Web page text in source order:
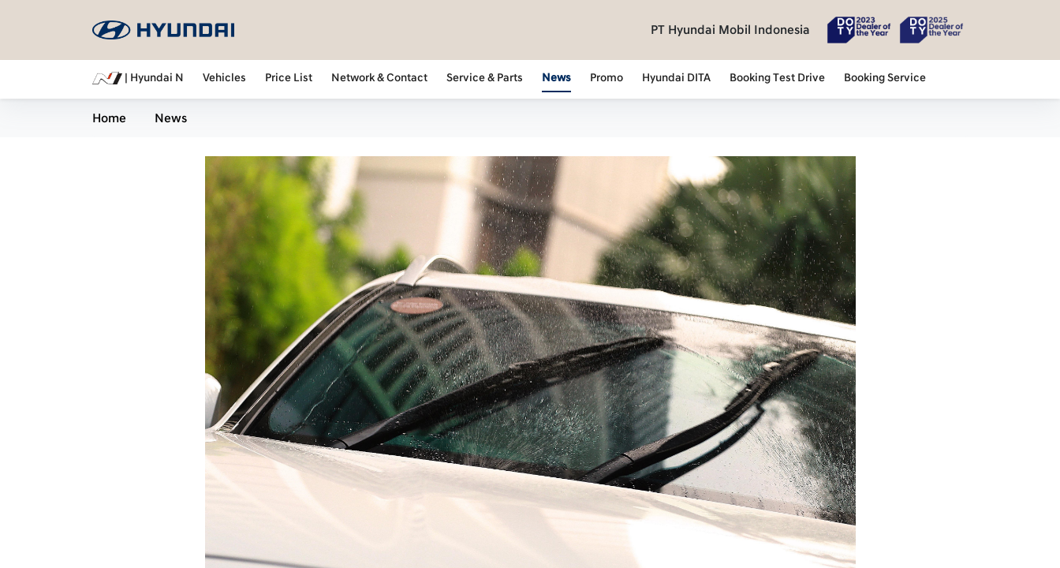
PT Hyundai Mobil Indonesia
| Hyundai N Vehicles Price List Network & Contact Service & Parts News Promo Hyundai DITA Booking Test Drive Booking Service
Home News